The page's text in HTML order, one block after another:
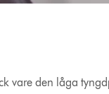
vare den låga